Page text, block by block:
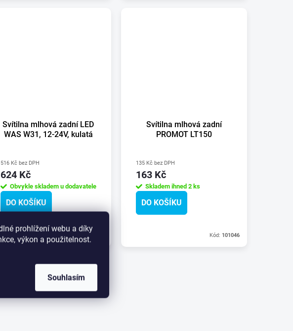
prohlížení webu a díky
výkon a použitelnost.
Souhlasím
Svítilna mlhová zadní LED
WAS W31, 12-24V, kulatá
516 Kč bez DPH
624 Kč
Obvykle skladem u dodavatele
DO KOŠÍKU
100301
Svítilna mlhová zadní
PROMOT LT150
135 Kč bez DPH
163 Kč
Skladem ihned2 ks
DO KOŠÍKU
Kód: 101046